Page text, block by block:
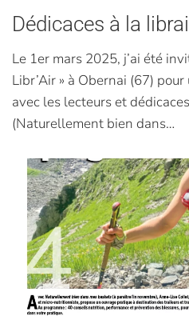
Dédicaces à la
Le 1er mars 2025, j’ai été
Libr’Air » à Obernai (67)
avec les lecteurs et
(Naturellement bien dans…